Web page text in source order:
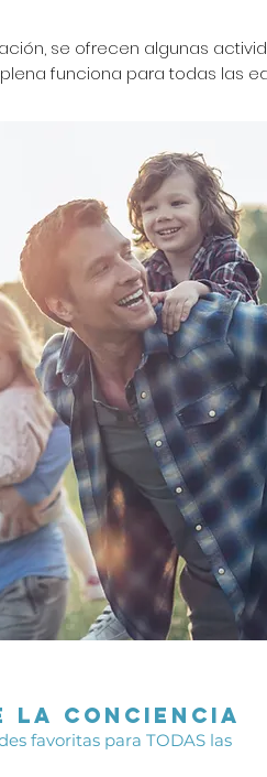
se ofrecen algunas
funciona para todas las
LA CONCIENCIA
favoritas para TODAS las